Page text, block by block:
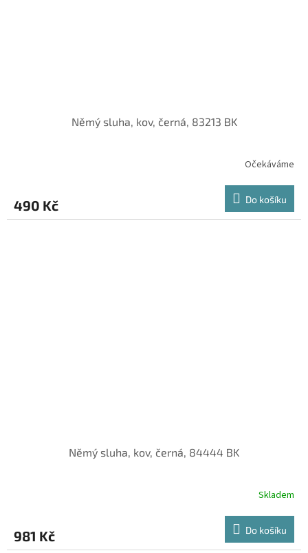
Němý sluha, kov, černá, 83213 BK
Očekáváme
490 Kč Do košíku
Němý sluha, kov, černá, 84444 BK
Skladem
981 Kč Do košíku